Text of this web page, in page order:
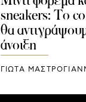
sneakers: Το
θα
άνοιξη
ΓΙΩΤΑ